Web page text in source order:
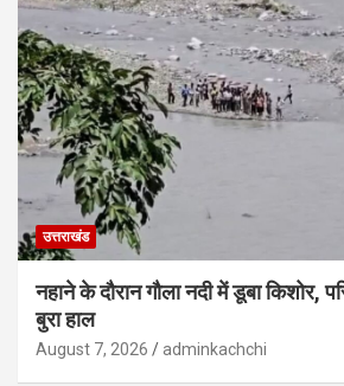
उत्तराखंड
नहाने के दौरान गौला नदी में डूबा किशोर,
बुरा हाल
August 7, 2026 adminkachchi